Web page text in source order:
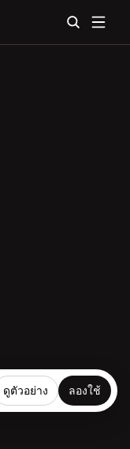
ดูตัวอย่าง ลองใช้